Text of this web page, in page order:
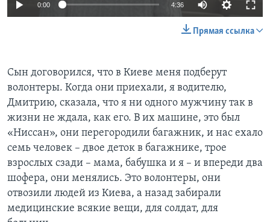
0:00 4:36
Прямая ссылка
Сын договорился, что в Киеве меня подберут
волонтеры. Когда они приехали, я водителю,
Дмитрию, сказала, что я ни одного мужчину так в
жизни не ждала, как его. В их машине, это был
«Ниссан», они перегородили багажник, и нас ехало
семь человек – двое деток в багажнике, трое
взрослых сзади – мама, бабушка и я – и впереди два
шофера, они менялись. Это волонтеры, они
отвозили людей из Киева, а назад забирали
медицинские всякие вещи, для солдат, для